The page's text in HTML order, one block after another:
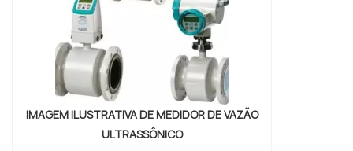
instalação.Sendo um equipamento de alta
IMAGEM ILUSTRATIVA DE MEDIDOR DE VAZÃO
ULTRASSÔNICO